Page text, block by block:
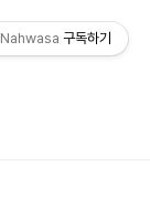
Nahwasa 구독하기